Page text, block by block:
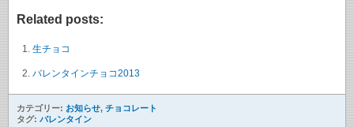
Related posts:
生チョコ
バレンタインチョコ2013
カテゴリー: お知らせ, チョコレート
タグ: バレンタイン